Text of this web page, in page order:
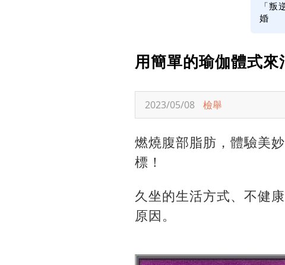
「叛
婚
用簡單的瑜伽體式
2023/05/08 檢舉
燃燒腹部脂肪，體驗美
標！
久坐的生活方式、不健
原因。